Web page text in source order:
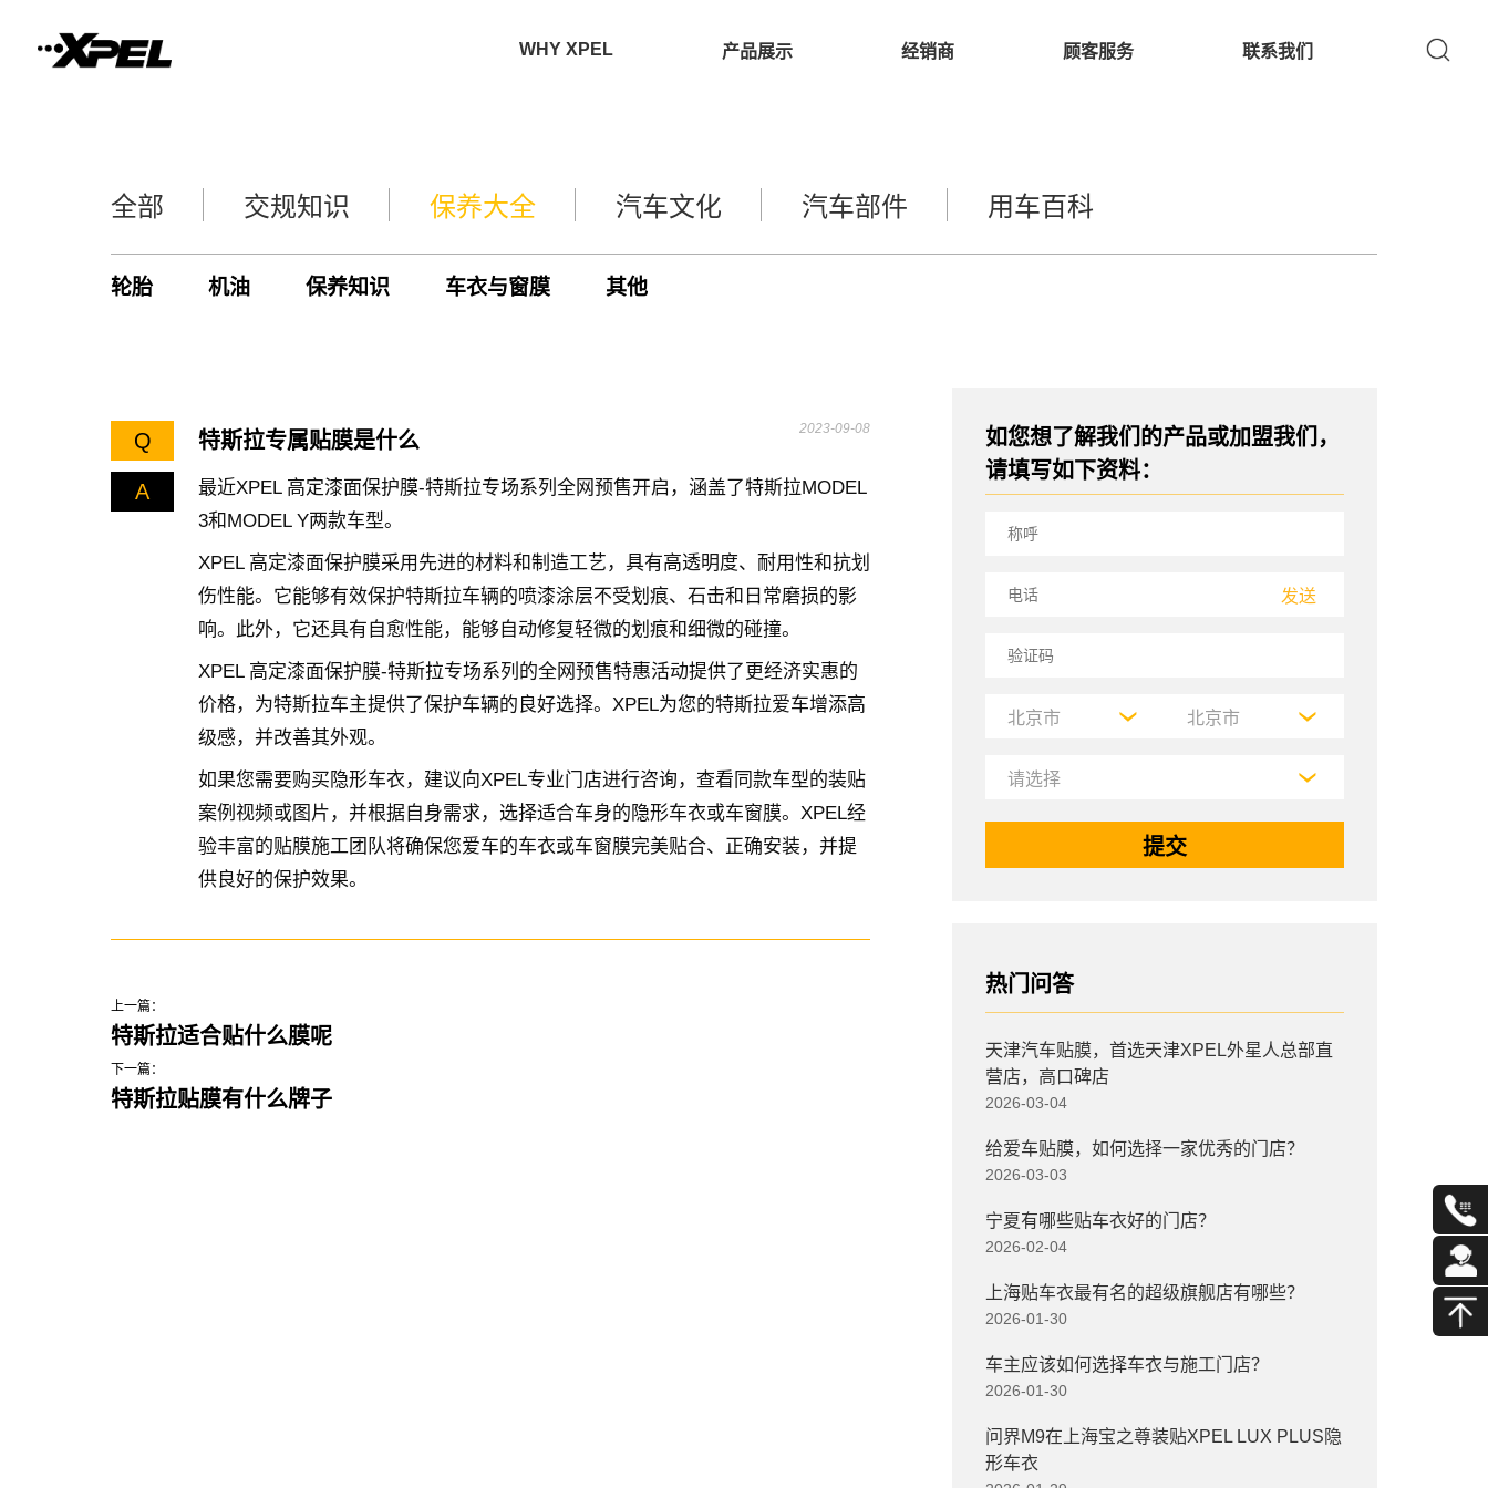
WHY XPEL 产品展示 经销商 顾客服务 联系我们
全部 交规知识 保养大全 汽车文化 汽车部件 用车百科
轮胎 机油 保养知识 车衣与窗膜 其他
Q 特斯拉专属贴膜是什么 2023-09-08
A
最近XPEL 高定漆面保护膜-特斯拉专场系列全网预售开启，涵盖了特斯拉MODEL
3和MODEL Y两款车型。
XPEL 高定漆面保护膜采用先进的材料和制造工艺，具有高透明度、耐用性和抗划
伤性能。它能够有效保护特斯拉车辆的喷漆涂层不受划痕、石击和日常磨损的影
响。此外，它还具有自愈性能，能够自动修复轻微的划痕和细微的碰撞。
XPEL 高定漆面保护膜-特斯拉专场系列的全网预售特惠活动提供了更经济实惠的
价格，为特斯拉车主提供了保护车辆的良好选择。XPEL为您的特斯拉爱车增添高
级感，并改善其外观。
如果您需要购买隐形车衣，建议向XPEL专业门店进行咨询，查看同款车型的装贴
案例视频或图片，并根据自身需求，选择适合车身的隐形车衣或车窗膜。XPEL经
验丰富的贴膜施工团队将确保您爱车的车衣或车窗膜完美贴合、正确安装，并提
供良好的保护效果。
上一篇：
特斯拉适合贴什么膜呢
下一篇：
特斯拉贴膜有什么牌子
如您想了解我们的产品或加盟我们，
请填写如下资料：
发送
热门问答
天津汽车贴膜，首选天津XPEL外星人总部直
营店，高口碑店
2026-03-04
给爱车贴膜，如何选择一家优秀的门店？
2026-03-03
宁夏有哪些贴车衣好的门店？
2026-02-04
上海贴车衣最有名的超级旗舰店有哪些？
2026-01-30
车主应该如何选择车衣与施工门店？
2026-01-30
问界M9在上海宝之尊装贴XPEL LUX PLUS隐
形车衣